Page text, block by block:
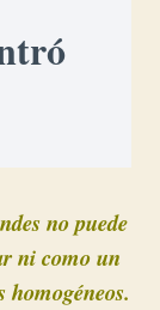
no puede
ni como un